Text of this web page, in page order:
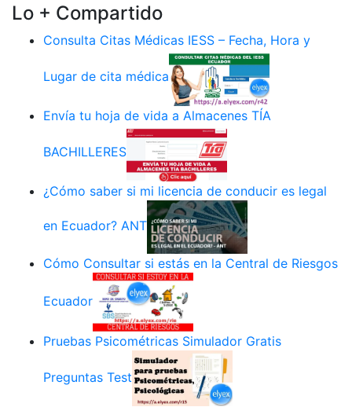
Lo + Compartido
Consulta Citas Médicas IESS – Fecha, Hora y
Lugar de cita médica
Envía tu hoja de vida a Almacenes TÍA
BACHILLERES
¿Cómo saber si mi licencia de conducir es legal
en Ecuador? ANT
Cómo Consultar si estás en la Central de Riesgos
Ecuador
Pruebas Psicométricas Simulador Gratis
Preguntas Test